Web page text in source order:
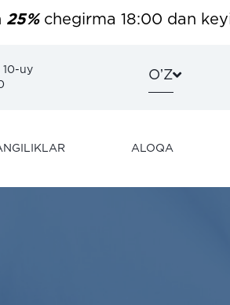
chegirma 18:00 dan keyin.
10-uy
OʼZ
ALOQA